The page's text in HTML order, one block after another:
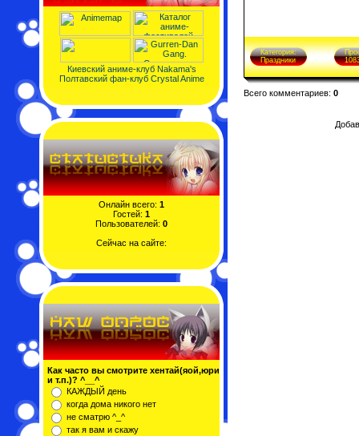
Киевский аниме-клуб Nakama's
Полтавский фан-клуб Crystal Anime
Онлайн всего: 1
Гостей: 1
Пользователей: 0
Сейчас на сайте:
Как часто вы смотрите хентай(яой,юри
и т.п.)? ^__^
КАЖДЫЙ день
когда дома никого нет
не сматрю ^_^
так я вам и скажу
Категория:
Праздники
Всего комментариев: 0